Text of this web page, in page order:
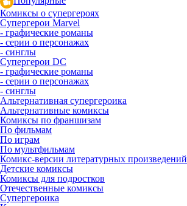
Комиксы о супергероях
Супергерои Marvel
- графические романы
- серии о персонажах
- синглы
Супергерои DC
- графические романы
- серии о персонажах
- синглы
Альтернативная супергероика
Альтернативные комиксы
Комиксы по франшизам
По фильмам
По играм
По мультфильмам
Комикс-версии литературных произведений
Детские комиксы
Комиксы для подростков
Отечественные комиксы
Супергероика